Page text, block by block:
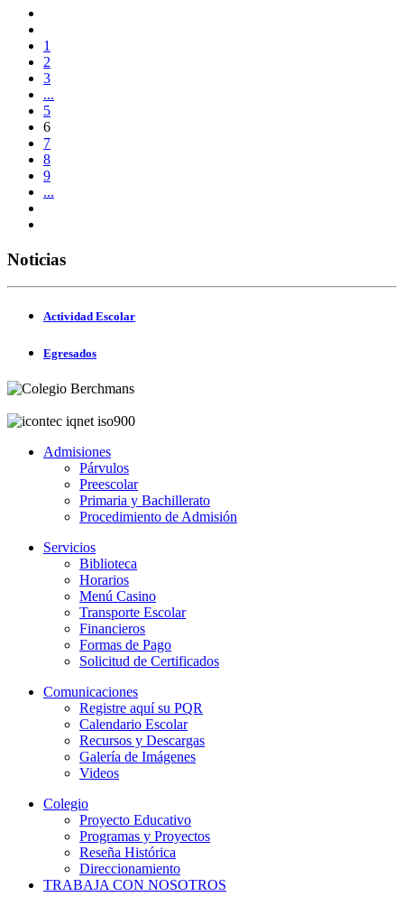
1
2
3
...
5
6
7
8
9
...
Noticias
Actividad Escolar
Egresados
Admisiones
Párvulos
Preescolar
Primaria y Bachillerato
Procedimiento de Admisión
Servicios
Biblioteca
Horarios
Menú Casino
Transporte Escolar
Financieros
Formas de Pago
Solicitud de Certificados
Comunicaciones
Registre aquí su PQR
Calendario Escolar
Recursos y Descargas
Galería de Imágenes
Videos
Colegio
Proyecto Educativo
Programas y Proyectos
Reseña Histórica
Direccionamiento
TRABAJA CON NOSOTROS